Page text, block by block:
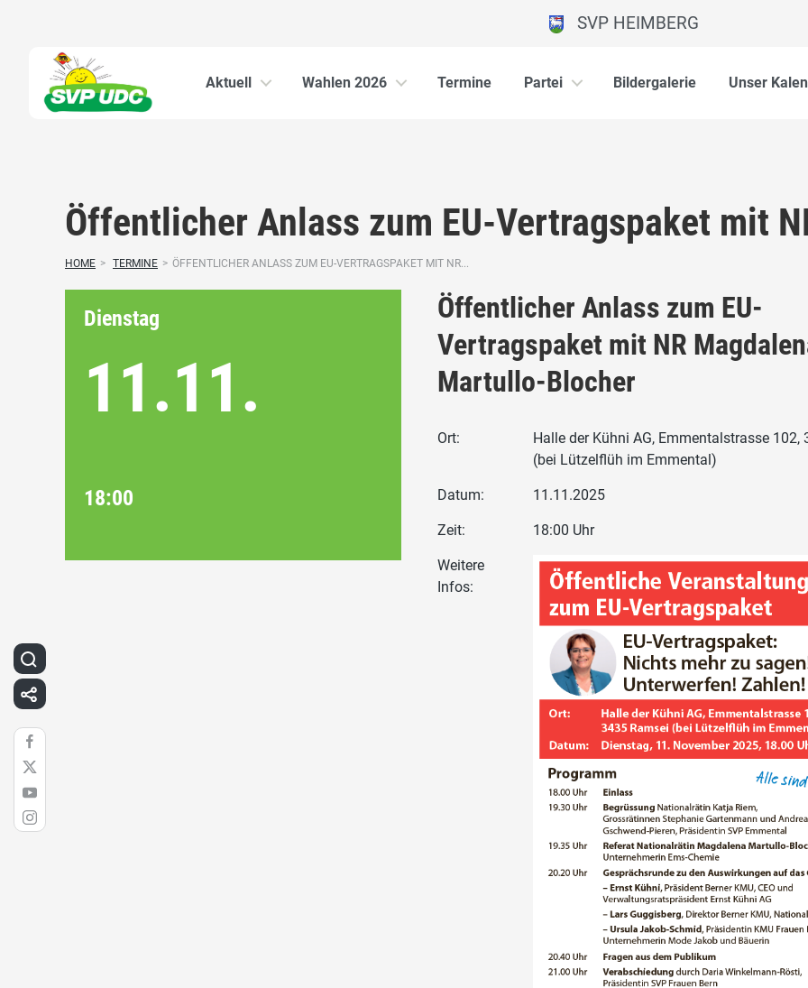
SVP HEIMBERG
Aktuell Wahlen 2026 Termine Partei Bildergalerie Unser
Öffentlicher Anlass zum EU-Vertragspaket mit
HOME > TERMINE > ÖFFENTLICHER ANLASS ZUM EU-VERTRAGSPAKET MIT NR...
Dienstag
11.11.
18:00
Öffentlicher Anlass zum EU-
Vertragspaket mit NR
Martullo-Blocher
Ort:
Halle der Kühni AG, Emmentalstrasse 102,
(bei Lützelflüh im Emmental)
Datum: 11.11.2025
Zeit: 18:00 Uhr
Weitere
Infos: